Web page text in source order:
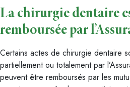
La chirurgie dentaire
remboursée par
Certains actes de chirurgie dentaire
partiellement ou totalement par
peuvent être remboursés par les